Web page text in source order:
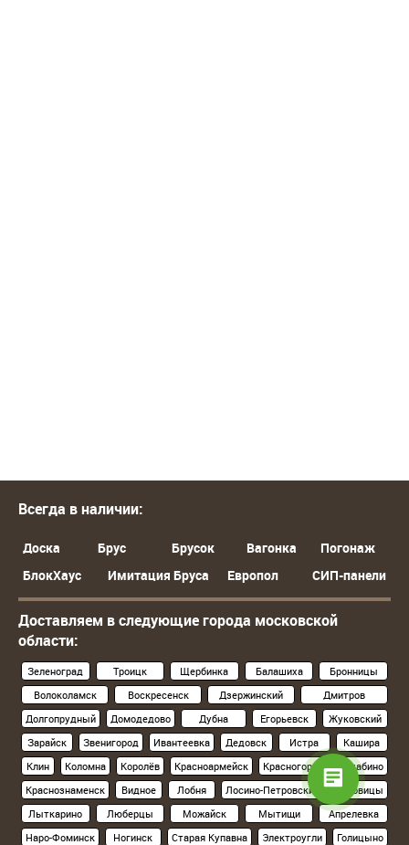
Всегда в наличии:
Доска Брус Брусок Вагонка
Погонаж
БлокХаус
Имитация Бруса Европол СИП-панели
Доставляем в следующие города московской
области:
Зеленоград Троицк Щербинка Балашиха
Бронницы
Волоколамск
Воскресенск Дзержинский
Дмитров
Долгопрудный
Домодедово Дубна Егорьевск
Жуковский
Зарайск
Звенигород Ивантеевка Дедовск Истра
Кашира
Клин
Коломна Королёв Красноармейск Красногорск
Нахабино
Краснознаменск
Видное Лобня Лосино-Петровский
Луховицы
Лыткарино
Люберцы Можайск Мытищи
Апрелевка
Наро-Фоминск
Ногинск Старая Купавна Электроугли
Голицыно